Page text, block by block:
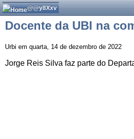
@@y8Xxv
Docente da UBI na
Urbi em quarta, 14 de dezembro de 2022
Jorge Reis Silva faz parte do